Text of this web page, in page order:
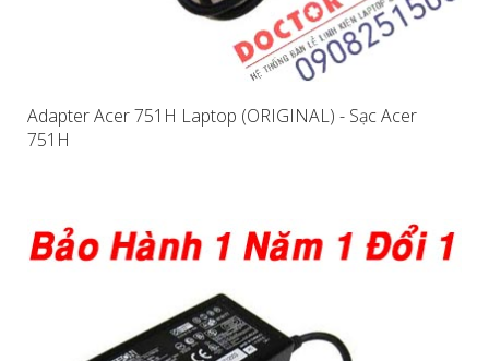
Adapter Acer 751H Laptop (ORIGINAL) - Sạc Acer
751H